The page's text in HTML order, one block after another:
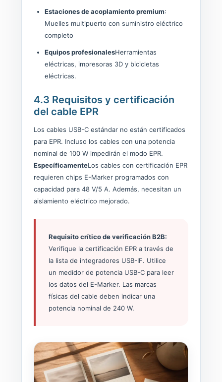
Estaciones de acoplamiento premium:
Muelles multipuerto con suministro eléctrico
completo
Equipos profesionalesHerramientas
eléctricas, impresoras 3D y bicicletas
eléctricas.
4.3 Requisitos y certificación
del cable EPR
Los cables USB-C estándar no están certificados
para EPR. Incluso los cables con una potencia
nominal de 100 W impedirán el modo EPR.
EspecíficamenteLos cables con certificación EPR
requieren chips E-Marker programados con
capacidad para 48 V/5 A. Además, necesitan un
aislamiento eléctrico mejorado.
Requisito crítico de verificación B2B:
Verifique la certificación EPR a través de
la lista de integradores USB-IF. Utilice
un medidor de potencia USB-C para leer
los datos del E-Marker. Las marcas
físicas del cable deben indicar una
potencia nominal de 240 W.